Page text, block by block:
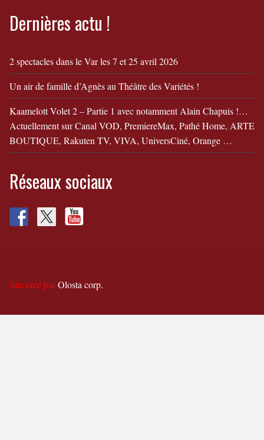
Dernières actu !
2 spectacles dans le Var les 7 et 25 avril 2026
Un air de famille d’Agnès au Théâtre des Variétés !
Kaamelott Volet 2 – Partie 1 avec notamment Alain Chapuis !…
Actuellement sur Canal VOD, PremiereMax, Pathé Home, ARTE
BOUTIQUE, Rakuten TV, VIVA, UniversCiné, Orange …
Réseaux sociaux
Site créé parOlosta corp.